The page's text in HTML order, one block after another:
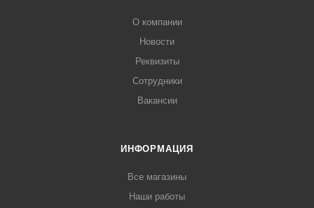
О компании
Новости
Реквизиты
Сотрудники
Вакансии
ИНФОРМАЦИЯ
Все магазины
Наши работы